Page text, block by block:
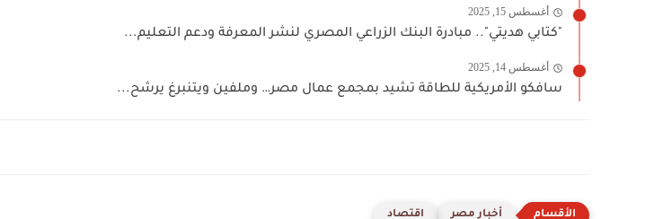
أغسطس 15, 2025
"كتابي هديتي".. مبادرة البنك الزراعي المصري لنشر المعرفة ودعم التعليم...
أغسطس 14, 2025
سافكو الأمريكية للطاقة تشيد بمجمع عمال مصر… وملفين ويتنبرغ يرشح...
أخبار مصر اقتصاد